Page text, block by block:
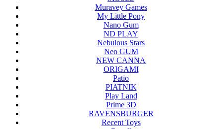
Muravey Games
My Little Pony
Nano Gum
ND PLAY
Nebulous Stars
Neo GUM
NEW CANNA
ORIGAMI
Patio
PIATNIK
Play Land
Prime 3D
RAVENSBURGER
Recent Toys